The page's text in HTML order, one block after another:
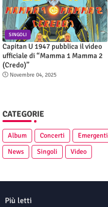
SINGOLI
Capitan U 1947 pubblica il video
ufficiale di “Mamma 1 Mamma 2
(Credo)”
Novembre 04, 2025
CATEGORIE
Album Concerti Emergenti
News
Singoli Video
Più letti